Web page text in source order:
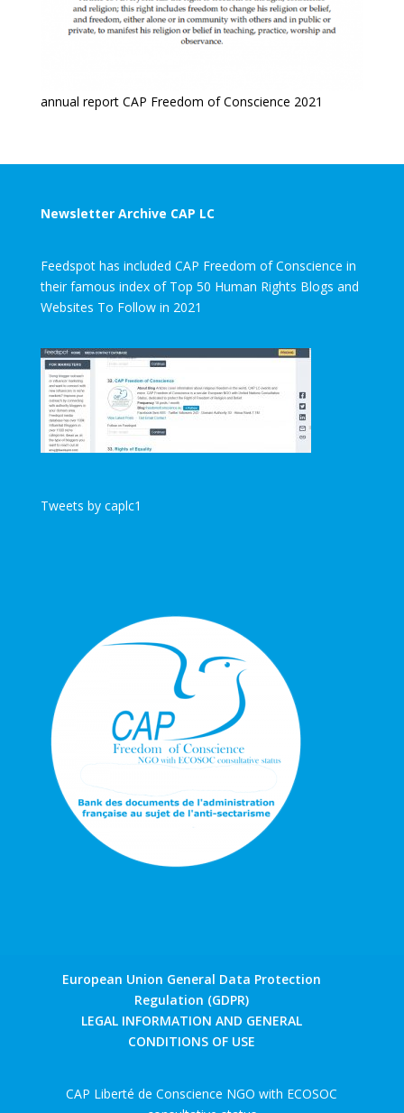
annual report CAP Freedom of Conscience 2021
Newsletter Archive CAP LC
Feedspot has included CAP Freedom of Conscience in
their famous index of Top 50 Human Rights Blogs and
Websites To Follow in 2021
Tweets by caplc1
European Union General Data Protection
Regulation (GDPR)
LEGAL INFORMATION AND GENERAL
CONDITIONS OF USE
CAP Liberté de Conscience NGO with ECOSOC